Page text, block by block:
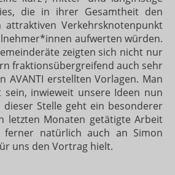
die in ihrer Gesamtheit den
attraktiven Verkehrsknotenpunkt
aufwerten würden.
zeigten sich nicht nur
fraktionsübergreifend auch sehr
AVANTI erstellten Vorlagen. Man
inwieweit unsere Ideen nun
dieser Stelle geht ein besonderer
letzten Monaten getätigte Arbeit
ferner natürlich auch an Simon
uns den Vortrag hielt.